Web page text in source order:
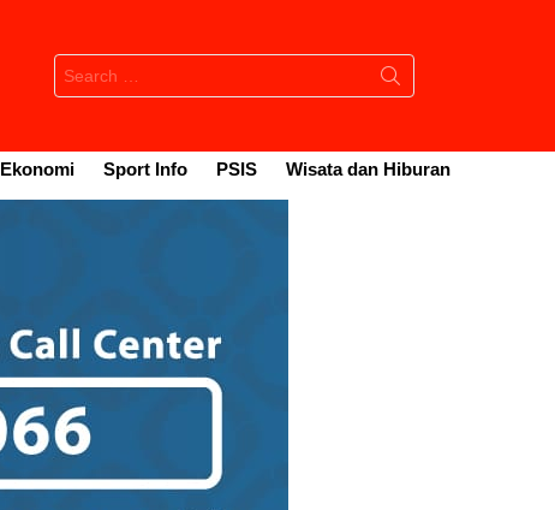
Search
for:
Ekonomi Sport Info PSIS Wisata dan Hiburan